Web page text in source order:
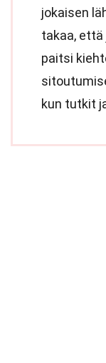
jokaisen
takaa,
paitsi
kun tutkit